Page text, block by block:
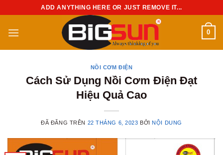
nội
ADD ANYTHING HERE OR JUST REMOVE IT...
0
NỒI CƠM ĐIỆN
Cách Sử Dụng Nồi Cơm Điện Đạt
Hiệu Quả Cao
ĐÃ ĐĂNG TRÊN 22 THÁNG 6, 2023 BỞINỘI DUNG